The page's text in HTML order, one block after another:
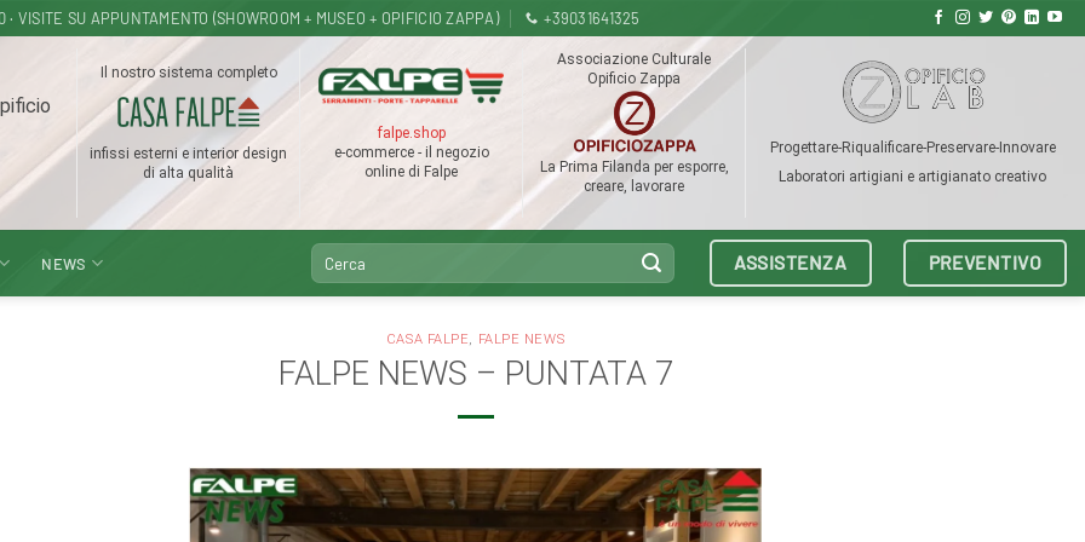
VISITE SU APPUNTAMENTO (SHOWROOM + MUSEO + OPIFICIO ZAPPA) +39031641325
Il nostro sistema completo
infissi esterni e interior design
di alta qualità
falpe.shop
e-commerce - il negozio
online di Falpe
Associazione Culturale
Opificio Zappa
La Prima Filanda per esporre,
creare, lavorare
Progettare-Riqualificare-Preservare-Innovare
Laboratori artigiani e artigianato creativo
NEWS
Cerca: ASSISTENZA PREVENTIVO
CASA FALPE, FALPE NEWS
FALPE NEWS – PUNTATA 7